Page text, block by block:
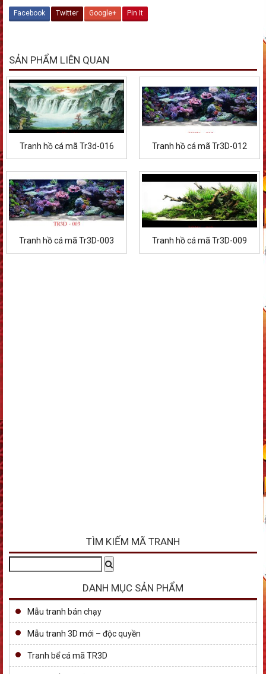
Facebook Twitter Google+ Pin It
SẢN PHẨM LIÊN QUAN
Tranh hồ cá mã Tr3d-016 Tranh hồ cá mã Tr3D-012
Tranh hồ cá mã Tr3D-003 Tranh hồ cá mã Tr3D-009
TÌM KIẾM MÃ TRANH
DANH MỤC SẢN PHẨM
Mẫu tranh bán chạy
Mẫu tranh 3D mới – độc quyền
Tranh bể cá mã TR3D